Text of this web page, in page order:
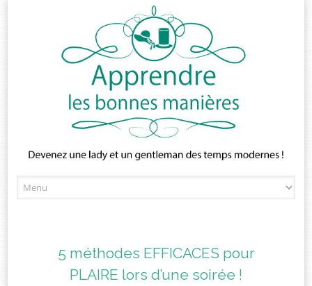
to
5 méthodes EFFICACES pour
PLAIRE lors d’une soirée !